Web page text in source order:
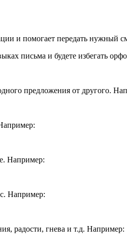
и помогает передать нужный
письма и будете избегать
предложения от другого.
Например:
Например:
радости, гнева и т.д. Например: